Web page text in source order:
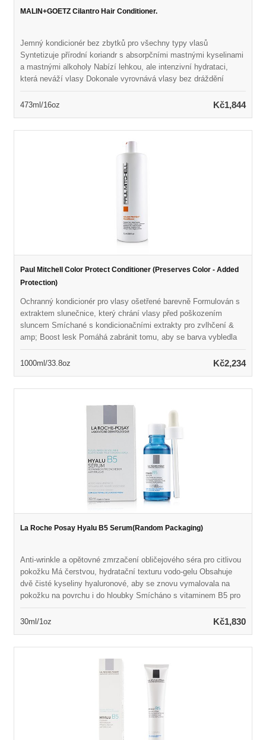
MALIN+GOETZ Cilantro Hair Conditioner.
Jemný kondicionér bez zbytků pro všechny typy vlasů
Syntetizuje přírodní koriandr s absorpčními mastnými kyselinami
a mastnými alkoholy Nabízí lehkou, ale intenzivní hydrataci,
která neváží vlasy Dokonale vyrovnává vlasy bez dráždění
a zdravě vypadající Naplněno přirozenou vůní a barvou Vhodné
473ml/16oz Kč1,844
Paul Mitchell Color Protect Conditioner (Preserves Color - Added
Protection)
Ochranný kondicionér pro vlasy ošetřené barevně Formulován s
extraktem slunečnice, který chrání vlasy před poškozením
sluncem Smíchané s kondicionačními extrakty pro zvlhčení &
amp; Boost lesk Pomáhá zabránit tomu, aby se barva vybledla
vyživovaný Vegan, Color Safe & amp; bez parabenů
1000ml/33.8oz Kč2,234
La Roche Posay Hyalu B5 Serum(Random Packaging)
Anti-wrinkle a opětovné zmrzačení obličejového séra pro citlivou
pokožku Má čerstvou, hydratační texturu vodo-gelu Obsahuje
dvě čisté kyseliny hyaluronové, aby se znovu vymalovala na
pokožku na povrchu i do hloubky Smícháno s vitaminem B5 pro
léčivé bylinkové centella asiatica Pomáhá vyplnit vrásky
30ml/1oz Kč1,830